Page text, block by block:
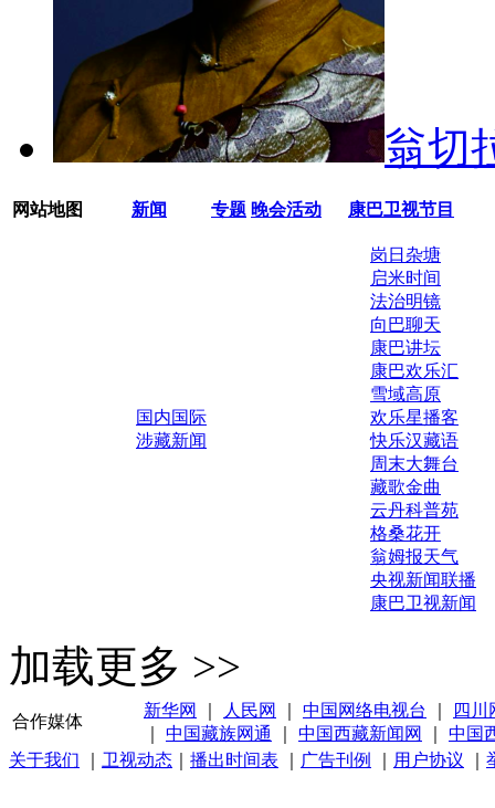
翁切
网站地图 新闻 专题 晚会活动 康巴卫视节目
国内国际
涉藏新闻
岗日杂塘
启米时间
法治明镜
向巴聊天
康巴讲坛
康巴欢乐汇
雪域高原
欢乐星播客
快乐汉藏语
周末大舞台
藏歌金曲
云丹科普苑
格桑花开
翁姆报天气
央视新闻联播
康巴卫视新闻
加载更多 >>
合作媒体
新华网 人民网 中国网络电视台
四川
中国藏族网通 中国西藏新闻网
中国
关于我们
卫视动态 播出时间表 广告刊例 用户协议